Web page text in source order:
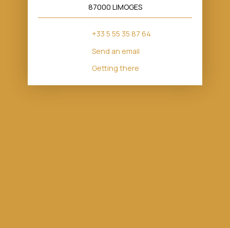
87000 LIMOGES
+33 5 55 35 87 64
Send an email
Getting there